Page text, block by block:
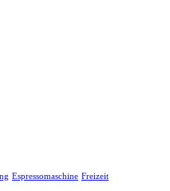
Espressomaschine Freizeit